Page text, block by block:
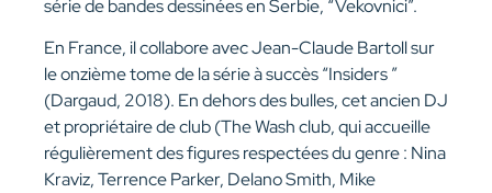
série de bandes dessinées en Serbie, “Vekovnici”.
En France, il collabore avec Jean-Claude Bartoll sur
le onzième tome de la série à succès “Insiders ”
(Dargaud, 2018). En dehors des bulles, cet ancien DJ
et propriétaire de club (The Wash club, qui accueille
régulièrement des figures respectées du genre : Nina
Kraviz, Terrence Parker, Delano Smith, Mike